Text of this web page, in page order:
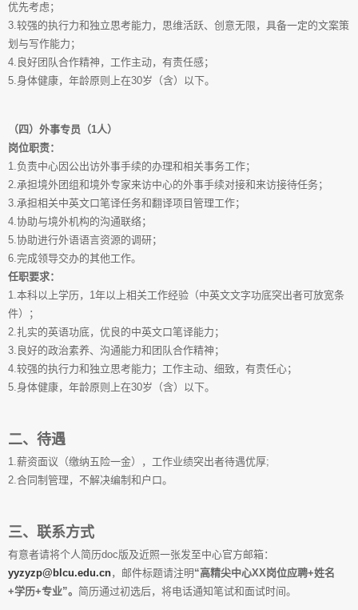
优先考虑；
3.较强的执行力和独立思考能力，思维活跃、创意无限，具备一定的文案策
划与写作能力；
4.良好团队合作精神，工作主动，有责任感；
5.身体健康，年龄原则上在30岁（含）以下。
（四）外事专员（1人）
岗位职责：
1.负责中心因公出访外事手续的办理和相关事务工作；
2.承担境外团组和境外专家来访中心的外事手续对接和来访接待任务；
3.承担相关中英文口笔译任务和翻译项目管理工作；
4.协助与境外机构的沟通联络；
5.协助进行外语语言资源的调研；
6.完成领导交办的其他工作。
任职要求：
1.本科以上学历，1年以上相关工作经验（中英文文字功底突出者可放宽条
件）；
2.扎实的英语功底，优良的中英文口笔译能力；
3.良好的政治素养、沟通能力和团队合作精神；
4.较强的执行力和独立思考能力；工作主动、细致，有责任心；
5.身体健康，年龄原则上在30岁（含）以下。
二、待遇
1.薪资面议（缴纳五险一金），工作业绩突出者待遇优厚;
2.合同制管理，不解决编制和户口。
三、联系方式
有意者请将个人简历doc版及近照一张发至中心官方邮箱：
yyzyzp@blcu.edu.cn，邮件标题请注明 “高精尖中心XX岗位应聘+姓名
+学历+专业”。 简历通过初选后，将电话通知笔试和面试时间。